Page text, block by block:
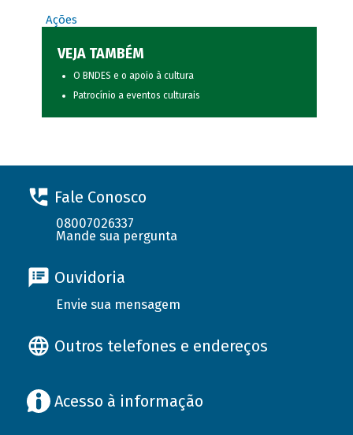
Ações
VEJA TAMBÉM
O BNDES e o apoio à cultura
Patrocínio a eventos culturais
Fale Conosco
08007026337
Mande sua pergunta
Ouvidoria
Envie sua mensagem
Outros telefones e endereços
Acesso à informação